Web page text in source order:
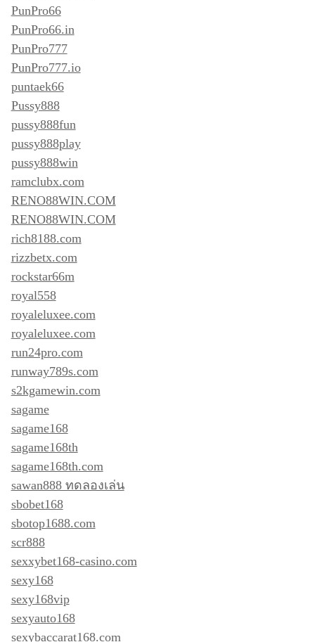
PunPro66
PunPro66.in
PunPro777
PunPro777.io
puntaek66
Pussy888
pussy888fun
pussy888play
pussy888win
ramclubx.com
RENO88WIN.COM
RENO88WIN.COM
rich8188.com
rizzbetx.com
rockstar66m
royal558
royaleluxee.com
royaleluxee.com
run24pro.com
runway789s.com
s2kgamewin.com
sagame
sagame168
sagame168th
sagame168th.com
sawan888 ทดลองเล่น
sbobet168
sbotop1688.com
scr888
sexxybet168-casino.com
sexy168
sexy168vip
sexyauto168
sexybaccarat168.com